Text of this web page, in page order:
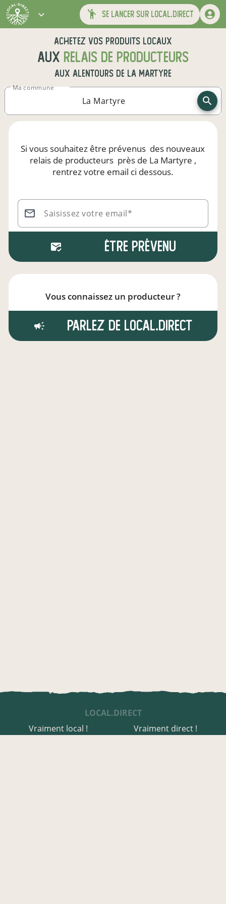
se lancer sur local.direct
Achetez vos produits locaux
aux relais de producteurs
aux alentours de La Martyre
Ma commune
Si vous souhaitez être prévenus des nouveaux
relais de producteurs près de La Martyre ,
rentrez votre email ci dessous.
Saisissez votre email*
Être prévenu
Vous connaissez un producteur ?
Parlez de local.direct
LOCAL.DIRECT
Vraiment local !
Vraiment direct !